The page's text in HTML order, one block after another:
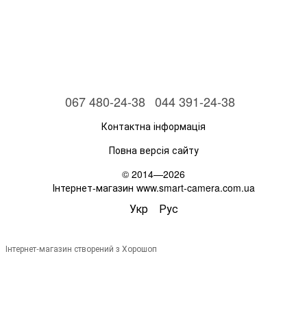
067 480-24-38 044 391-24-38
Контактна інформація
Повна версія сайту
© 2014—2026
Інтернет-магазин www.smart-camera.com.ua
Укр Рус
Інтернет-магазин створений з Хорошоп